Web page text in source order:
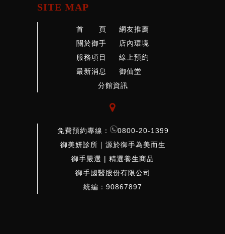
SITE MAP
首 頁
網友推薦
關於御手
店內環境
服務項目
線上預約
最新消息
御仙堂
分館資訊

免費預約專線：
0800-20-1399
御美妍診所｜源於御手為美而生
御手嚴選 | 精選養生商品
御手國醫股份有限公司
統編：90867897